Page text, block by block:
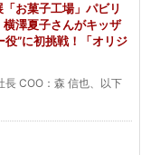
お菓子工場」パビリ
澤夏子さんがキッザ
役”に初挑戦！「オリジ
長 COO：森 信也、以下